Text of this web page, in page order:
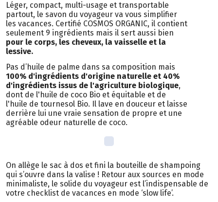
Léger, compact, multi-usage et transportable
partout, le savon du voyageur va vous simplifier
les vacances. Certifié COSMOS ORGANIC, il contient
seulement 9 ingrédients mais il sert aussi bien
pour le corps, les cheveux, la vaisselle et la
lessive.
Pas d’huile de palme dans sa composition mais
100% d'ingrédients d'origine naturelle et 40%
d'ingrédients issus de l'agriculture biologique,
dont de l'huile de coco Bio et équitable et de
l'huile de tournesol Bio. Il lave en douceur et laisse
derrière lui une vraie sensation de propre et une
agréable odeur naturelle de coco.
On allège le sac à dos et fini la bouteille de shampoing
qui s’ouvre dans la valise ! Retour aux sources en mode
minimaliste, le solide du voyageur est l’indispensable de
votre checklist de vacances en mode ‘slow life’.